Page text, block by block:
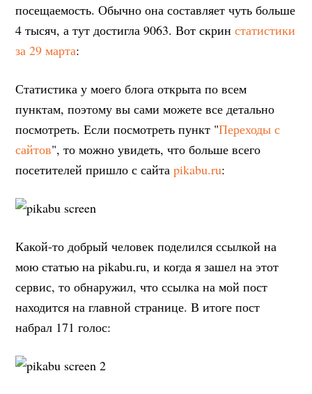
посещаемость. Обычно она составляет чуть больше
4 тысяч, а тут достигла 9063. Вот скринстатистики
за 29 марта:
Статистика у моего блога открыта по всем
пунктам, поэтому вы сами можете все детально
посмотреть. Если посмотреть пункт "Переходы с
сайтов", то можно увидеть, что больше всего
посетителей пришло с сайтаpikabu.ru:
Какой-то добрый человек поделился ссылкой на
мою статью на pikabu.ru, и когда я зашел на этот
сервис, то обнаружил, что ссылка на мой пост
находится на главной странице. В итоге пост
набрал 171 голос: